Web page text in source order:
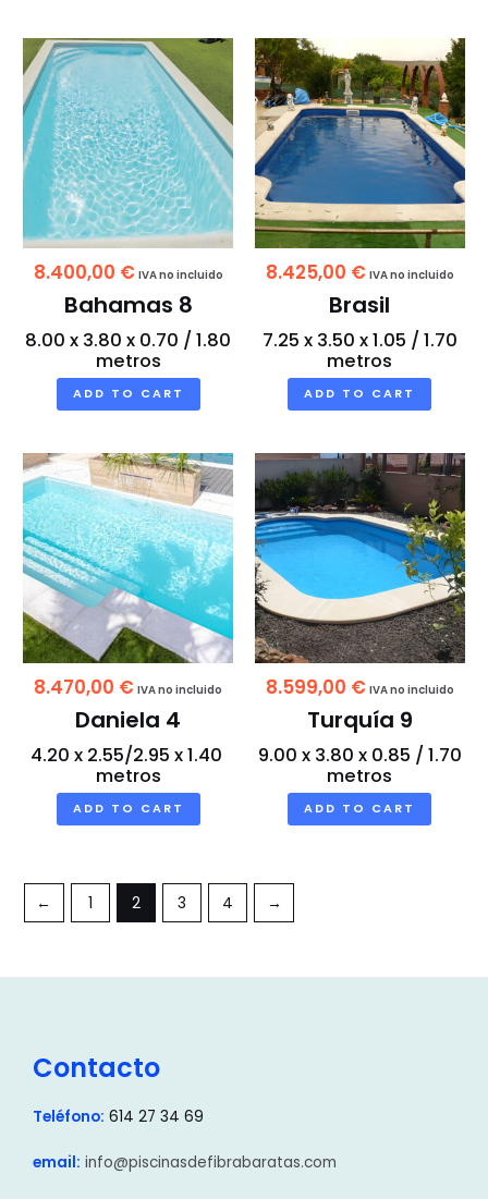
8.400,00 € IVA no incluido
Bahamas 8
8.00 x 3.80 x 0.70 / 1.80
metros
ADD TO CART
8.425,00 € IVA no incluido
Brasil
7.25 x 3.50 x 1.05 / 1.70
metros
ADD TO CART
8.470,00 € IVA no incluido
Daniela 4
4.20 x 2.55/2.95 x 1.40
metros
ADD TO CART
8.599,00 € IVA no incluido
Turquía 9
9.00 x 3.80 x 0.85 / 1.70
metros
ADD TO CART
← 1 2 3 4 →
Contacto
Teléfono: 614 27 34 69
email: info@piscinasdefibrabaratas.com